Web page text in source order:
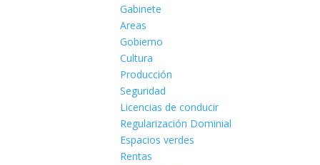
Gabinete
Areas
Gobierno
Cultura
Producción
Seguridad
Licencias de conducir
Regularización Dominial
Espacios verdes
Rentas